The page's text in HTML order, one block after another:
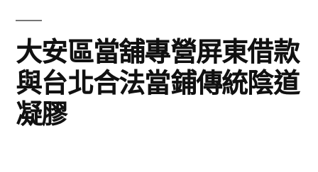
大安區當舖專營屏東借款
與台北合法當鋪傳統陰道
凝膠